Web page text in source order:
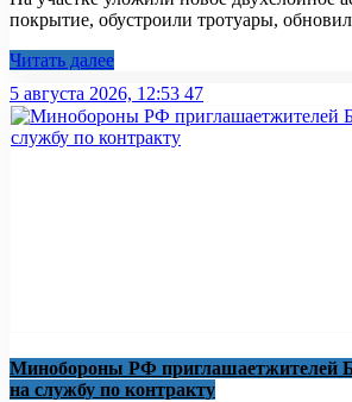
покрытие, обустроили тротуары,
Читать далее
5 августа 2026, 12:53 47
Минобoроны РФ приглaшaетжитeлeй
на службу по контракту